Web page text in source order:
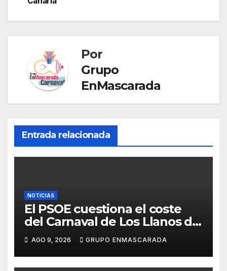
r
T
r
e
r
Por
Grupo
EnMascarada
Entrada relacionada
NOTICIAS
El PSOE cuestiona el coste
del Carnaval de Los Llanos de
Aridane y reclama mayor
control del gasto municipal
AGO 9, 2026 GRUPO ENMASCARADA